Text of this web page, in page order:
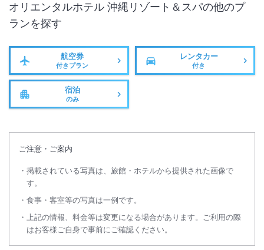
＜ 法定電気保安点検（2027年1月）実施についてのお知らせ＞
年次法定電気保安点検に伴い、下記日程にて全館停電を予定しておりま
■日時：2027年1月6日（水）24:00（7日00:00）から約4時間
■停電エリア：全客室、その他の館内施設
【営業時間の変更】2027年1月6日（水）◇KBCショップ 23:30クロ
ーズ ※通常は24:00クローズ
【停電により以下の設備がご使用いただけません】
◇客室及び館内での電気製品のご使用（照明/携帯電話の充電等）
◇フィットネスジム
◇ロビー階クワッチー横及び3階宴会場のトイレ
◇EV普通充電器
※状況により予告なく変更する場合がございます
【ご利用いただける設備・サービス】
◇客室内固定電話/シャワー/トイレ（温水便座は使用できません）
オリエンタルホテル 沖縄リゾート＆スパの他のプ
ランを探す
航空券
付きプラン
レンタカー
付き
宿泊
のみ
ご注意・ご案内
掲載されている写真は、旅館・ホテルから提供された画像で
す。
食事・客室等の写真は一例です。
上記の情報、料金等は変更になる場合があります。ご利用の際
はお客様ご自身で事前にご確認ください。